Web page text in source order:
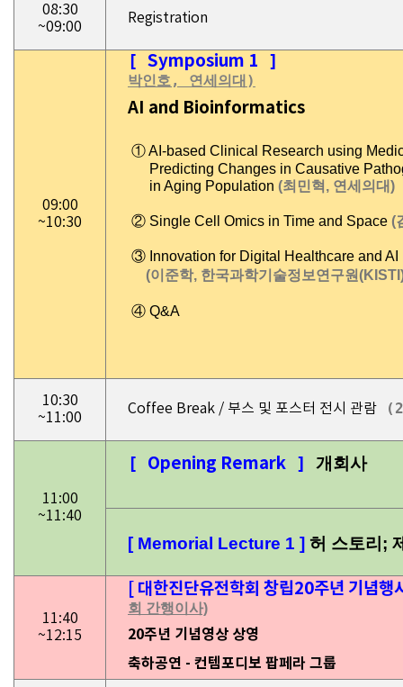
08:30
~09:00
Registration
09:00
~10:30
[ Symposium 1
박인호, 연세의대)
AI and Bioinformatics
① AI-based Clinical Research using
Predicting Changes in Causative
in Aging Population (최민혁, 연세의대)
② Single Cell Omics in Time and Space (
③ Innovation for Digital Healthcare and AI
(이준학, 한국과학기술정보연구원
④ Q&A
10:30
~11:00
Coffee Break / 부스 및 포스터 전시 관람
11:00
~11:40
[ Opening Remark ]
[ Memorial Lecture 1 ] 허 스토리;
11:40
~12:15
[ 대한진단유전학회 창
회 간행이사)
20주년 기념영상 상영
축하공연 - 컨템포디보 팝페라 그룹